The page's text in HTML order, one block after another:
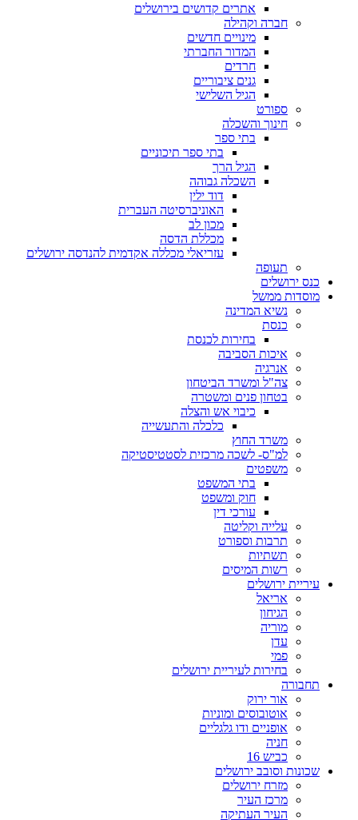
אתרים קדושים בירושלים
חברה וקהילה
מינויים חדשים
המדור החברתי
חרדים
גנים ציבוריים
הגיל השלישי
ספורט
חינוך והשכלה
בתי ספר
בתי ספר תיכוניים
הגיל הרך
השכלה גבוהה
דוד ילין
האוניברסיטה העברית
מכון לב
מכללת הדסה
עזריאלי מכללה אקדמית להנדסה ירושלים
תעופה
כנס ירושלים
מוסדות ממשל
נשיא המדינה
כנסת
בחירות לכנסת
איכות הסביבה
אנרגיה
צה"ל ומשרד הביטחון
בטחון פנים ומשטרה
כיבוי אש והצלה
כלכלה והתעשייה
משרד החוץ
למ"ס- לשכה מרכזית לסטטיסטיקה
משפטים
בתי המשפט
חוק ומשפט
עורכי דין
עלייה וקליטה
תרבות וספורט
תשתיות
רשות המיסים
עיריית ירושלים
אריאל
הגיחון
מוריה
עדן
פמי
בחירות לעיריית ירושלים
תחבורה
אור ירוק
אוטובוסים ומוניות
אופניים ודו גלגליים
חניה
כביש 16
שכונות וסובב ירושלים
מזרח ירושלים
מרכז העיר
העיר העתיקה